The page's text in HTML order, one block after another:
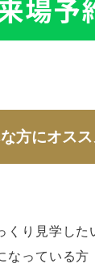
方にオスス
くり見学した
なっている方